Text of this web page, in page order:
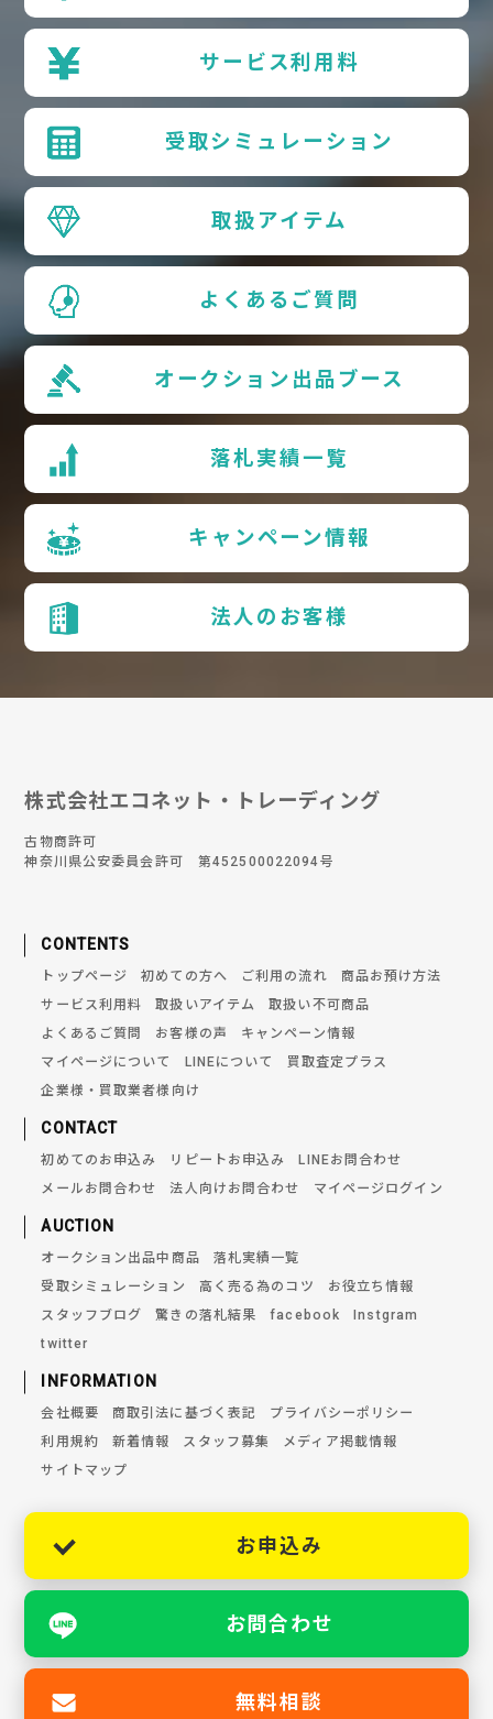
サービス利用料
受取シミュレーション
取扱アイテム
よくあるご質問
オークション出品ブース
落札実績一覧
キャンペーン情報
法人のお客様
株式会社エコネット・トレーディング
古物商許可
神奈川県公安委員会許可 第452500022094号
CONTENTS
トップページ 初めての方へ ご利用の流れ
商品お預け方法
サービス利用料
取扱いアイテム
取扱い不可商品
よくあるご質問
お客様の声
キャンペーン情報
マイページについて
LINEについて
買取査定プラス
企業様・買取業者様向け
CONTACT
初めてのお申込み リピートお申込み
LINEお問合わせ
メールお問合わせ
法人向けお問合わせ マイページログイン
AUCTION
オークション出品中商品
落札実績一覧
受取シミュレーション
高く売る為のコツ
お役立ち情報
スタッフブログ
驚きの落札結果 facebook
Instgram
twitter
INFORMATION
会社概要 商取引法に基づく表記
プライバシーポリシー
利用規約
新着情報 スタッフ募集
メディア掲載情報
サイトマップ
お申込み
お問合わせ
無料相談